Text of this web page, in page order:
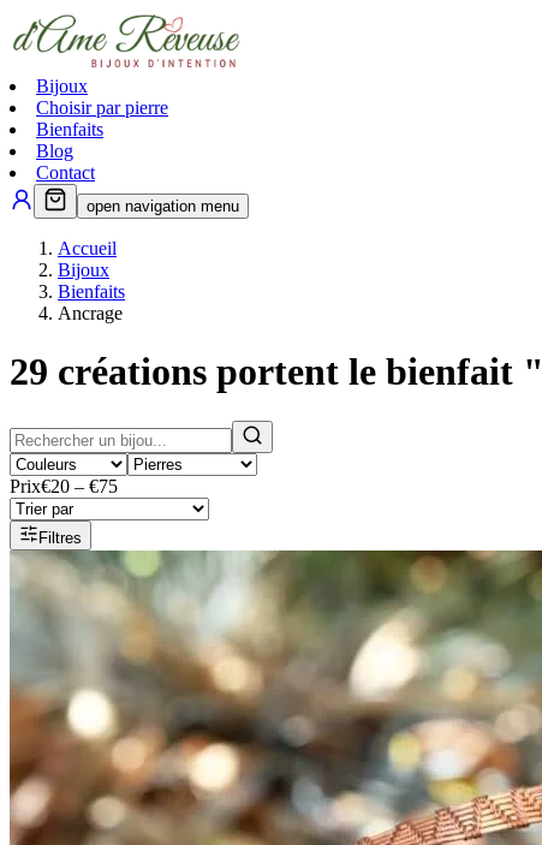
Bijoux
Choisir par pierre
Bienfaits
Blog
Contact
open navigation menu
Accueil
Bijoux
Bienfaits
Ancrage
29 créations portent le bienfait "
Prix€20 – €75
Filtres